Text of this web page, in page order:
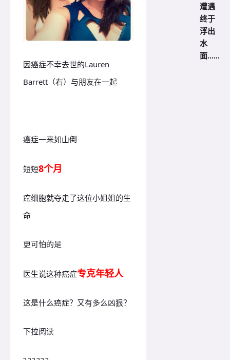
因癌症不幸去世的Lauren
Barrett（右）与朋友在一起
癌症一来如山倒
短短8个月
癌细胞就夺走了这位小姐姐的生
命
更可怕的是
医生说这种癌症专克年轻人
这是什么癌症？ 又有多么凶狠？
下拉阅读
遭遇
终于
浮出
水
面......